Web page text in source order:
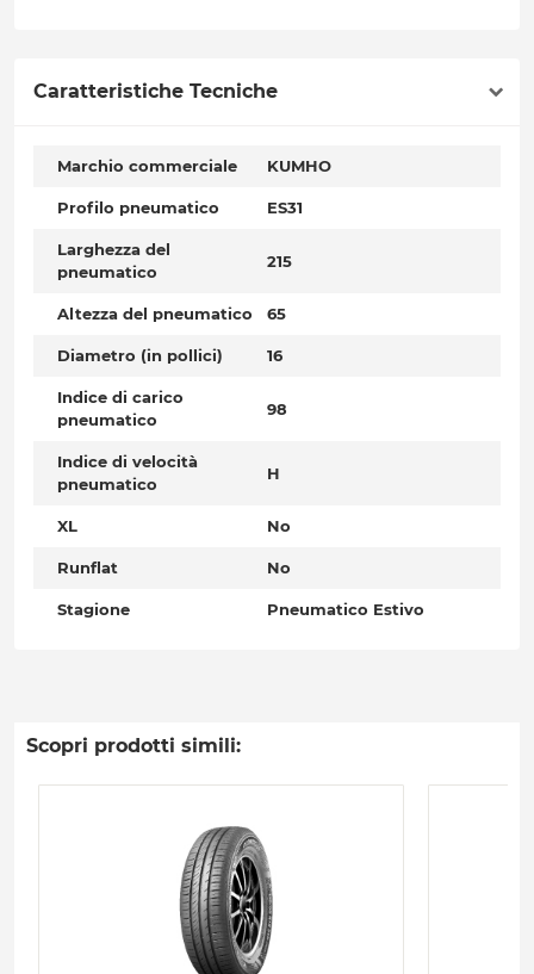
Caratteristiche Tecniche
Marchio commerciale KUMHO
Profilo pneumatico ES31
Larghezza del
pneumatico
215
Altezza del pneumatico 65
Diametro (in pollici) 16
Indice di carico
pneumatico
98
Indice di velocità
pneumatico
H
XL No
Runflat No
Stagione Pneumatico Estivo
Scopri prodotti simili: